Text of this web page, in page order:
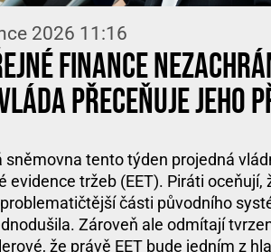
2026 11:16
finance
přeceňuje jeho
sněmovna tento týden projedná
evidence tržeb (EET). Piráti oceňují,
části původního
Zároveň ale odmítají
že právě EET bude jedním z